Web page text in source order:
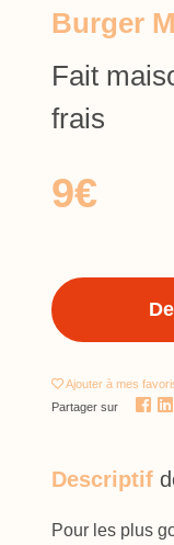
Burger
Fait
frais
9€
Ajouter à mes
Partager sur
Descriptif
Pour les plus